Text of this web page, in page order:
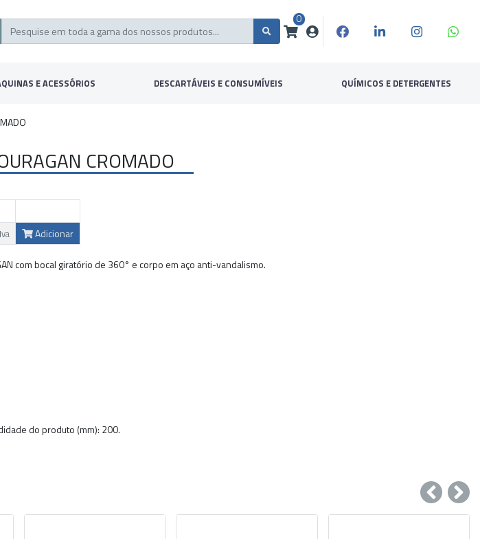
0
E ACESSÓRIOS DESCARTÁVEIS E CONSUMÍVEIS QUÍMICOS E DETERGENTES
CROMADO
Adicionar
com bocal giratório de 360° e corpo em aço anti-vandalismo.
do produto (mm): 200.